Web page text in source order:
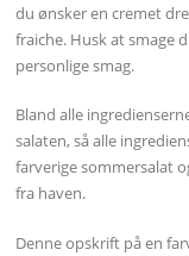
du ønsker en cremet
fraiche. Husk at smage
personlige smag.
Bland alle
salaten, så alle
farverige sommersalat
fra haven.
Denne opskrift på en